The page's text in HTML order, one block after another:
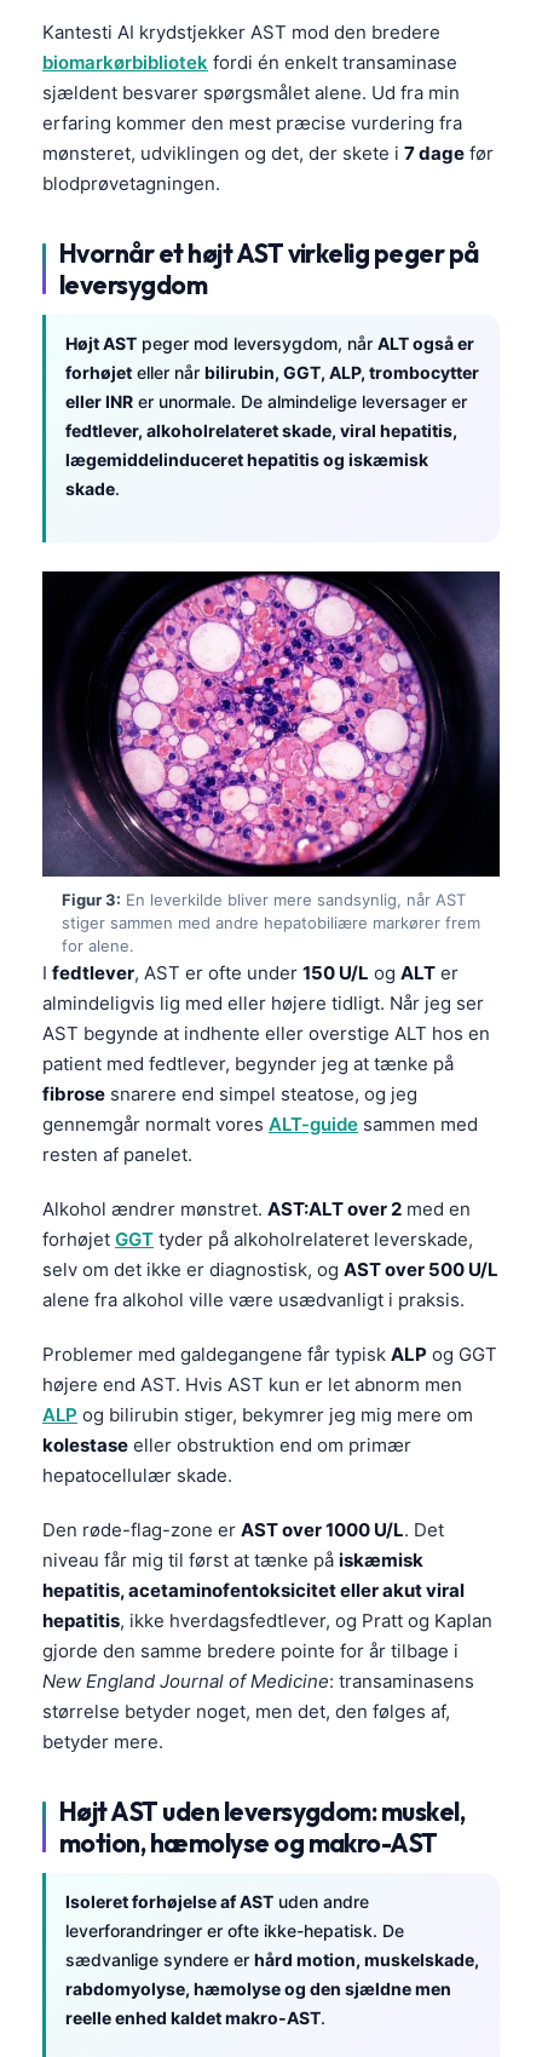
Kantesti AI krydstjekker AST mod den bredere
biomarkørbibliotek fordi én enkelt transaminase
sjældent besvarer spørgsmålet alene. Ud fra min
erfaring kommer den mest præcise vurdering fra
mønsteret, udviklingen og det, der skete i 7 dage før
blodprøvetagningen.
Hvornår et højt AST virkelig peger på
leversygdom
Højt AST peger mod leversygdom, når ALT også er
forhøjet eller når bilirubin, GGT, ALP, trombocytter
eller INR er unormale. De almindelige leversager er
fedtlever, alkoholrelateret skade, viral hepatitis,
lægemiddelinduceret hepatitis og iskæmisk
skade.
Figur 3: En leverkilde bliver mere sandsynlig, når AST
stiger sammen med andre hepatobiliære markører frem
for alene.
I fedtlever, AST er ofte under 150 U/L og ALT er
almindeligvis lig med eller højere tidligt. Når jeg ser
AST begynde at indhente eller overstige ALT hos en
patient med fedtlever, begynder jeg at tænke på
fibrose snarere end simpel steatose, og jeg
gennemgår normalt vores ALT-guide sammen med
resten af panelet.
Alkohol ændrer mønstret. AST:ALT over 2 med en
forhøjet GGT tyder på alkoholrelateret leverskade,
selv om det ikke er diagnostisk, og AST over 500 U/L
alene fra alkohol ville være usædvanligt i praksis.
Problemer med galdegangene får typisk ALP og GGT
højere end AST. Hvis AST kun er let abnorm men
ALP og bilirubin stiger, bekymrer jeg mig mere om
kolestase eller obstruktion end om primær
hepatocellulær skade.
Den røde-flag-zone er AST over 1000 U/L. Det
niveau får mig til først at tænke på iskæmisk
hepatitis, acetaminofentoksicitet eller akut viral
hepatitis, ikke hverdagsfedtlever, og Pratt og Kaplan
gjorde den samme bredere pointe for år tilbage i
New England Journal of Medicine: transaminasens
størrelse betyder noget, men det, den følges af,
betyder mere.
Højt AST uden leversygdom: muskel,
motion, hæmolyse og makro-AST
Isoleret forhøjelse af AST uden andre
leverforandringer er ofte ikke-hepatisk. De
sædvanlige syndere er hård motion, muskelskade,
rabdomyolyse, hæmolyse og den sjældne men
reelle enhed kaldet makro-AST.